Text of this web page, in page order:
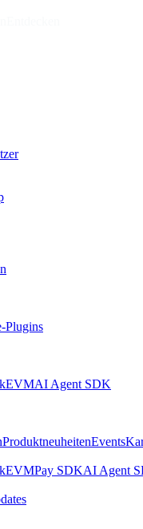
Plugins
AI Agent SDK
ProduktneuheitenEvents
Pay SDKAI Agent